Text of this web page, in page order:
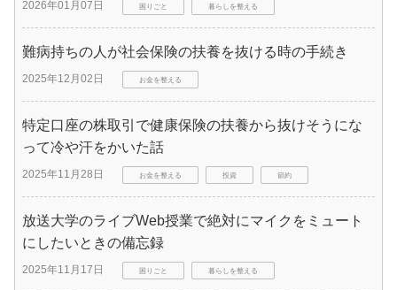
2026年01月07日 困りごと 暮らしを整える
難病持ちの人が社会保険の扶養を抜ける時の手続き
2025年12月02日 お金を整える
特定口座の株取引で健康保険の扶養から抜けそうにな
って冷や汗をかいた話
2025年11月28日 お金を整える 投資 節約
放送大学のライブWeb授業で絶対にマイクをミュート
にしたいときの備忘録
2025年11月17日 困りごと 暮らしを整える